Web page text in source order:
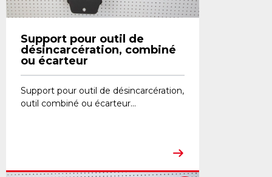
Support pour outil de
désincarcération, combiné
ou écarteur
Support pour outil de désincarcération,
outil combiné ou écarteur...